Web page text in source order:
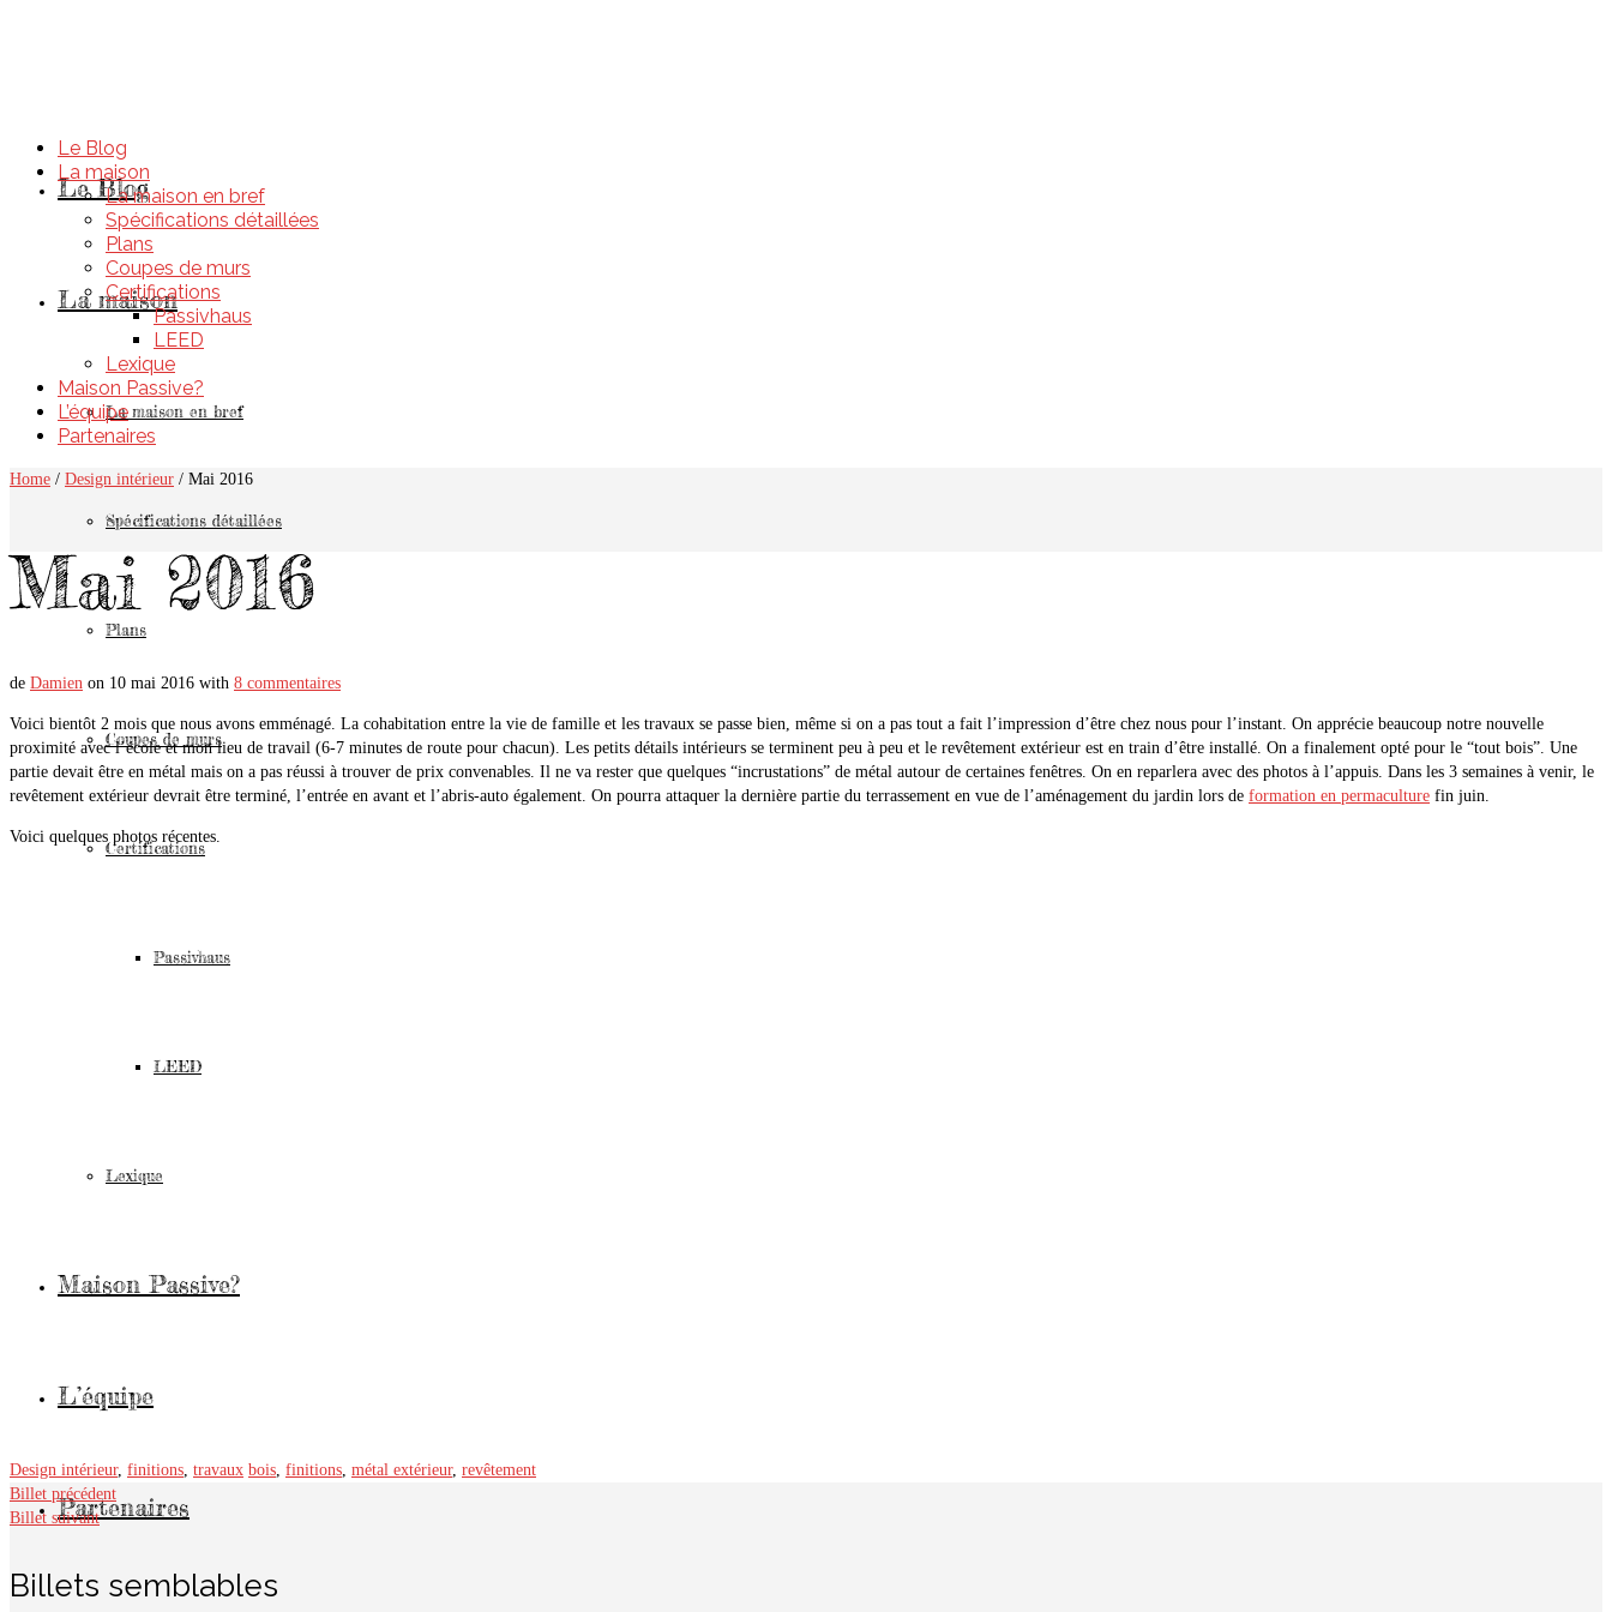
Le Blog
La maison
La maison en bref
Spécifications détaillées
Plans
Coupes de murs
Certifications
Passivhaus
LEED
Lexique
Maison Passive?
L’équipe
Partenaires
Le Blog
La maison
La maison en bref
Spécifications détaillées
Plans
Coupes de murs
Certifications
Passivhaus
LEED
Lexique
Maison Passive?
L’équipe
Partenaires
Home / Design intérieur / Mai 2016
Mai 2016
de Damien on 10 mai 2016 with 8 commentaires
Voici bientôt 2 mois que nous avons emménagé. La cohabitation entre la vie de famille et les travaux se passe bien, même si on a pas tout a fait l’impression d’être chez nous pour l’instant. On apprécie beaucoup notre nouvelle
proximité avec l’école et mon lieu de travail (6-7 minutes de route pour chacun). Les petits détails intérieurs se terminent peu à peu et le revêtement extérieur est en train d’être installé. On a finalement opté pour le “tout bois”. Une
partie devait être en métal mais on a pas réussi à trouver de prix convenables. Il ne va rester que quelques “incrustations” de métal autour de certaines fenêtres. On en reparlera avec des photos à l’appuis. Dans les 3 semaines à venir, le
revêtement extérieur devrait être terminé, l’entrée en avant et l’abris-auto également. On pourra attaquer la dernière partie du terrassement en vue de l’aménagement du jardin lors de formation en permaculture fin juin.
Voici quelques photos récentes.
Design intérieur, finitions travaux bois finitions métal extérieur, revêtement
Billet précédent
Billet suivant
Billets semblables